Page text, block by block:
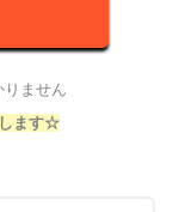
ません
ます☆